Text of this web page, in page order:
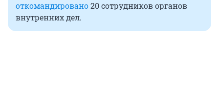
откомандировано20 сотрудников органов
внутренних дел.